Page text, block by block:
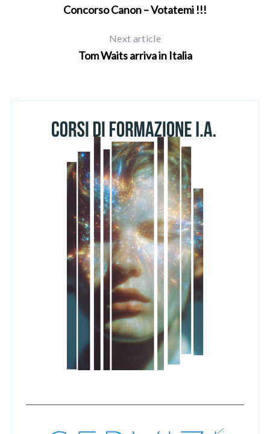
Concorso Canon – Votatemi !!!
Next article
Tom Waits arriva in Italia